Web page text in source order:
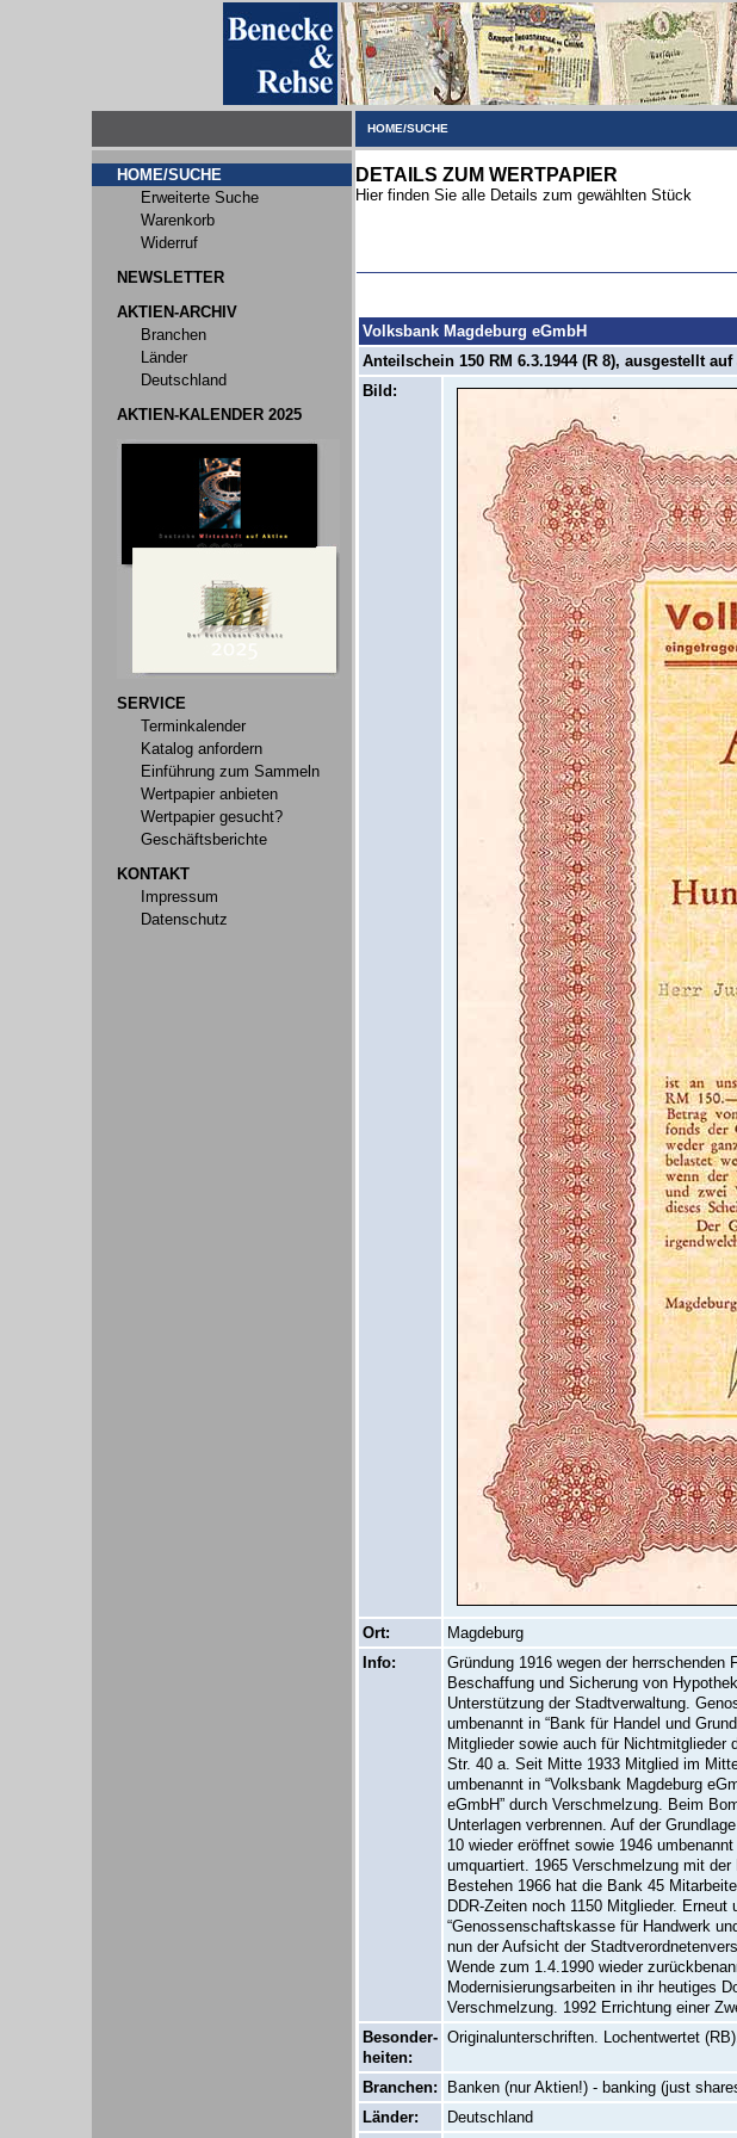
HOME/SUCHE
HOME/SUCHE
Erweiterte Suche
Warenkorb
Widerruf
NEWSLETTER
AKTIEN-ARCHIV
Branchen
Länder
Deutschland
AKTIEN-KALENDER 2025
SERVICE
Terminkalender
Katalog anfordern
Einführung zum Sammeln
Wertpapier anbieten
Wertpapier gesucht?
Geschäftsberichte
KONTAKT
Impressum
Datenschutz
DETAILS ZUM WERTPAPIER
Hier finden Sie alle Details zum gewählten Stück
Volksbank Magdeburg eGmbH
Anteilschein 150 RM 6.3.1944 (R 8), ausgestellt
Bild:
Ort:
Magdeburg
Info:
Gründung 1916 wegen der herrschenden
Beschaffung und Sicherung von
Unterstützung der Stadtverwaltung.
umbenannt in “Bank für Handel und
Mitglieder sowie auch für Nichtmitglieder
Str. 40 a. Seit Mitte 1933 Mitglied im
umbenannt in “Volksbank Magdeburg
eGmbH” durch Verschmelzung. Beim
Unterlagen verbrennen. Auf der
10 wieder eröffnet sowie 1946
umquartiert. 1965 Verschmelzung mit
Bestehen 1966 hat die Bank 45
DDR-Zeiten noch 1150 Mitglieder.
“Genossenschaftskasse für Handwerk
nun der Aufsicht der
Wende zum 1.4.1990 wieder
Modernisierungsarbeiten in ihr heutiges
Verschmelzung. 1992 Errichtung einer
Besonder-
heiten:
Originalunterschriften. Lochentwertet
Branchen:
Banken (nur Aktien!) - banking (just
Länder:
Deutschland